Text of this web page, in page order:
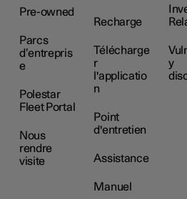
Pre-owned
Parcs
d’entrepris
e
Polestar
Fleet Portal
Nous
rendre
visite
Recharge
Télécharge
r
l'applicatio
n
Point
d'entretien
Assistance
Manuel
y